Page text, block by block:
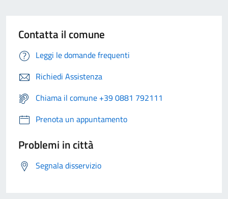
Contatta il comune
Leggi le domande frequenti
Richiedi Assistenza
Chiama il comune +39 0881 792111
Prenota un appuntamento
Problemi in città
Segnala disservizio